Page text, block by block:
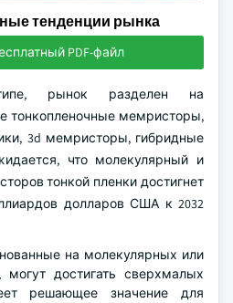
тенденции рынка
PDF-файл
рынок разделен на
тонкопленочные мемристоры,
3d мемристоры, гибридные
что молекулярный и
тонкой пленки достигнет
долларов США к 2032
на молекулярных или
могут достигать сверхмалых
решающее значение для